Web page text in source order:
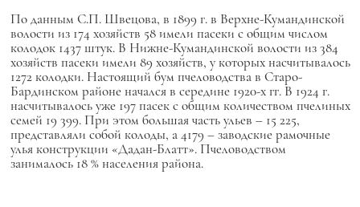
По данным С.П. Швецова, в 1899 г. в Верхне-Кумандинской
волости из 174 хозяйств 58 имели пасеки с общим числом
колодок 1437 штук. В Нижне-Кумандинской волости из 384
хозяйств пасеки имели 89 хозяйств, у которых насчитывалось
1272 колодки. Настоящий бум пчеловодства в Старо-
Бардинском районе начался в середине 1920-х гг. В 1924 г.
насчитывалось уже 197 пасек с общим количеством пчелиных
семей 19 399. При этом большая часть ульев – 15 225,
представляли собой колоды, а 4179 – заводские рамочные
улья конструкции «Дадан-Блатт». Пчеловодством
занималось 18 % населения района.